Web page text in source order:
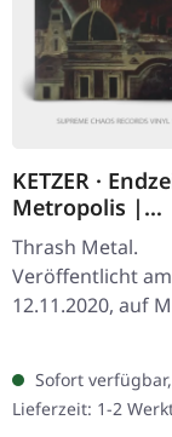
KETZER ·
Metropolis |
GREEN/WHITE
Thrash Metal.
Veröffentlicht am
12.11.2020, auf
Blade Records.
marmoriertes
Gatefold-Cover
seitigem Booklet
Sofort verfügbar,
Lieferzeit: 1-2